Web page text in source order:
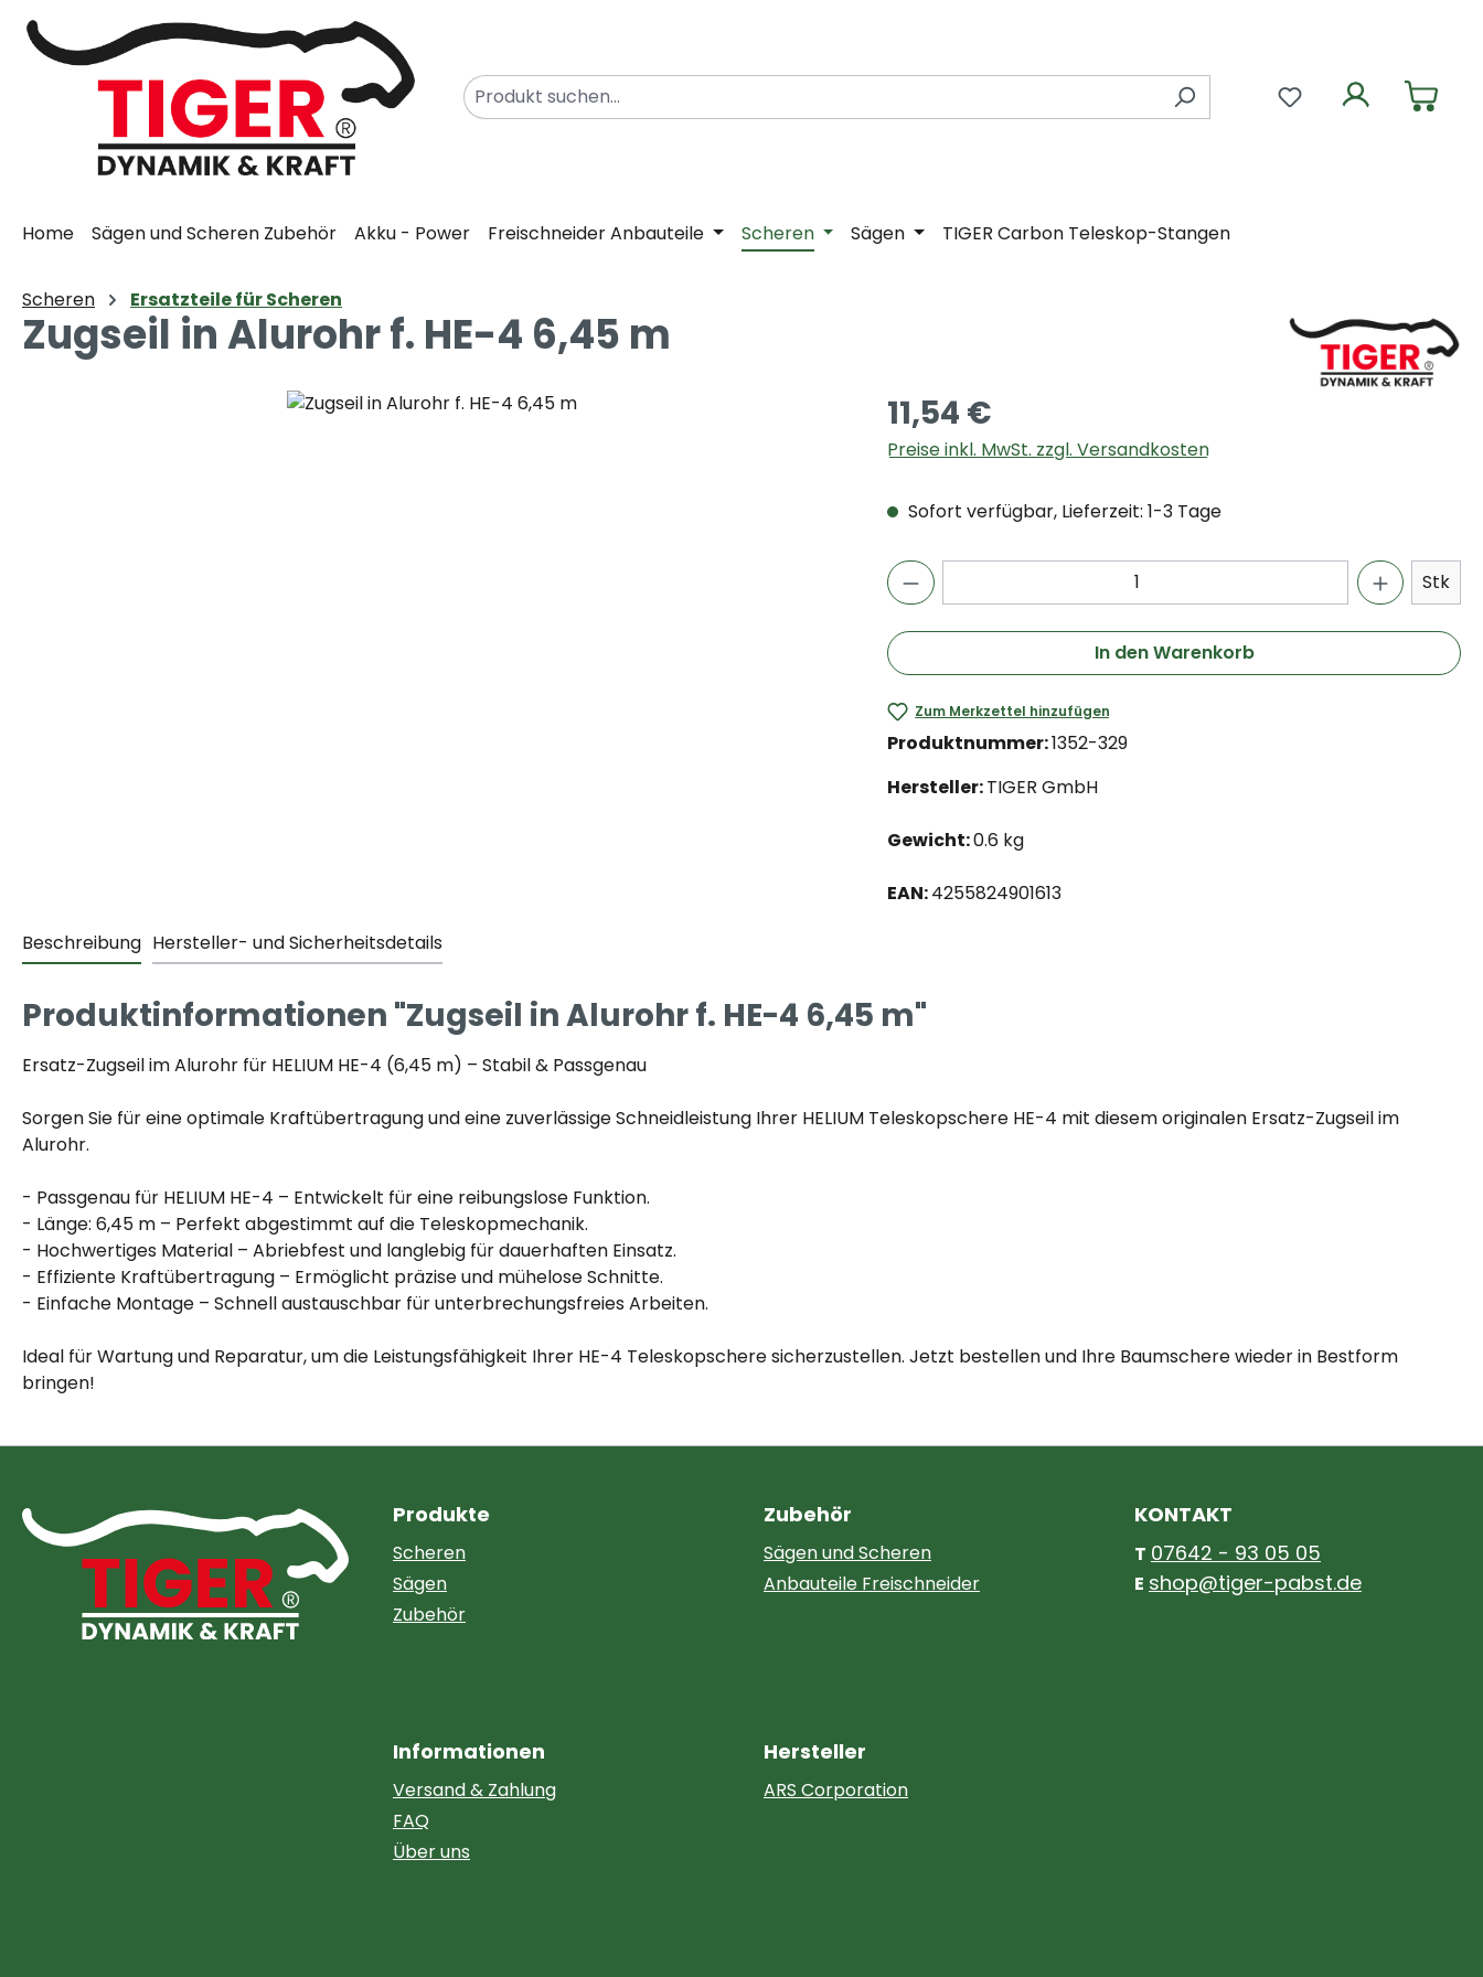
Hauptinhalt springen
Zur Suche springen
Zur Hauptnavigation springen
Du hast 0
Home Sägen und Scheren Zubehör Akku - Power Freischneider Anbauteile Scheren Sägen TIGER Carbon Teleskop-Stangen
Scheren Ersatzteile für Scheren
Zugseil in Alurohr f. HE-4 6,45 m
11,54 €
Preise inkl. MwSt. zzgl. Versandkosten
Sofort verfügbar, Lieferzeit: 1-3 Tage
Stk
In den Warenkorb
Zum Merkzettel hinzufügen
Produktnummer:1352-329
Hersteller:TIGER GmbH
Gewicht:0.6 kg
EAN:4255824901613
Beschreibung Hersteller- und Sicherheitsdetails
Produktinformationen "Zugseil in Alurohr f. HE-4 6,45 m"
Ersatz-Zugseil im Alurohr für HELIUM HE-4 (6,45 m) – Stabil & Passgenau
Sorgen Sie für eine optimale Kraftübertragung und eine zuverlässige Schneidleistung Ihrer HELIUM Teleskopschere HE-4 mit diesem originalen Ersatz-Zugseil im
Alurohr.
- Passgenau für HELIUM HE-4 – Entwickelt für eine reibungslose Funktion.
- Länge: 6,45 m – Perfekt abgestimmt auf die Teleskopmechanik.
- Hochwertiges Material – Abriebfest und langlebig für dauerhaften Einsatz.
- Effiziente Kraftübertragung – Ermöglicht präzise und mühelose Schnitte.
- Einfache Montage – Schnell austauschbar für unterbrechungsfreies Arbeiten.
Ideal für Wartung und Reparatur, um die Leistungsfähigkeit Ihrer HE-4 Teleskopschere sicherzustellen. Jetzt bestellen und Ihre Baumschere wieder in Bestform
bringen!
Produkte
Scheren
Sägen
Zubehör
Zubehör
Sägen und Scheren
Anbauteile Freischneider
KONTAKT
T 07642 - 93 05 05
E shop@tiger-pabst.de
Informationen
Versand & Zahlung
FAQ
Über uns
Hersteller
ARS Corporation